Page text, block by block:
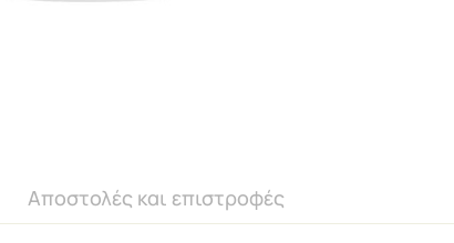
Αποστολές και επιστροφές